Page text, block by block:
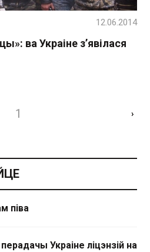
ва Украіне з’явілася
12.06.2014
1 ›
піва
Украіне ліцэнзій на